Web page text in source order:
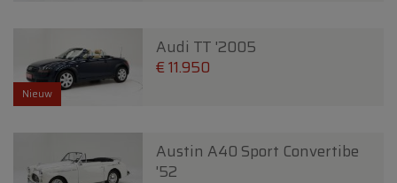
Nieuw
Audi TT '2005
€ 11.950
Austin A40 Sport Convertibe
'52